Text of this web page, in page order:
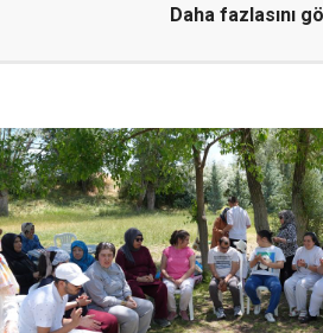
Daha fazlasını